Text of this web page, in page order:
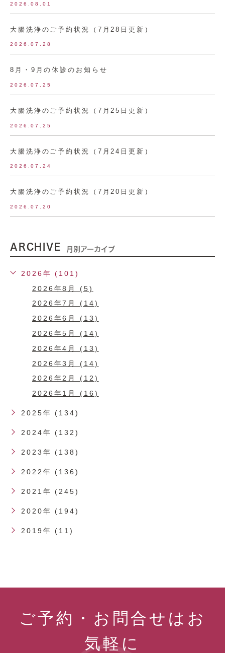
2026.08.01
大腸洗浄のご予約状況（7月28日更新）
2026.07.28
8月・9月の休診のお知らせ
2026.07.25
大腸洗浄のご予約状況（7月25日更新）
2026.07.25
大腸洗浄のご予約状況（7月24日更新）
2026.07.24
大腸洗浄のご予約状況（7月20日更新）
2026.07.20
ARCHIVE 月別アーカイブ
2026年 (101)
2026年8月 (5)
2026年7月 (14)
2026年6月 (13)
2026年5月 (14)
2026年4月 (13)
2026年3月 (14)
2026年2月 (12)
2026年1月 (16)
2025年 (134)
2024年 (132)
2023年 (138)
2022年 (136)
2021年 (245)
2020年 (194)
2019年 (11)
ご予約・お問合せはお
気軽に